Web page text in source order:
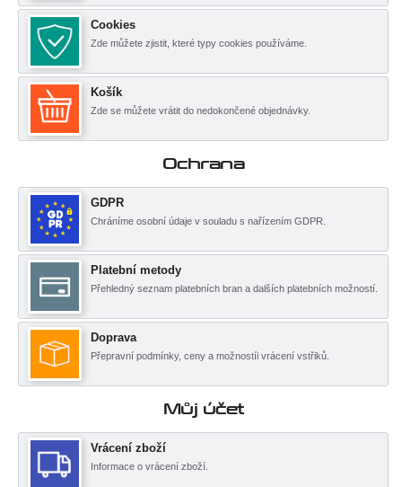
Cookies
Zde můžete zjistit, které typy cookies používáme.
Košík
Zde se můžete vrátit do nedokončené objednávky.
Ochrana
GDPR
Chráníme osobní údaje v souladu s nařízením GDPR.
Platební metody
Přehledný seznam platebních bran a dalších platebních možností.
Doprava
Přepravní podmínky, ceny a možnostíi vrácení vstřiků.
Můj účet
Vrácení zboží
Informace o vrácení zboží.